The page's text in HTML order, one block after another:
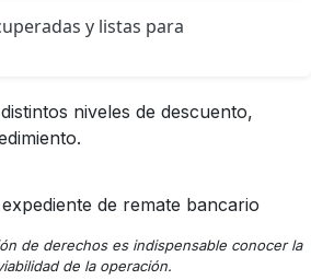
y listas para
niveles de descuento,
de derechos es indispensable conocer la
de la operación.